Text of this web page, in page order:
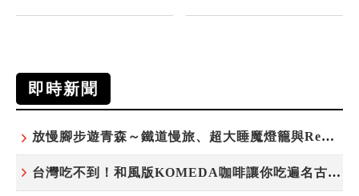
即時新聞
放慢腳步遊青森～鐵道慢旅、超大睡魔燈籠與ReLabo質感溫泉
台灣吃不到！和風版KOMEDA咖啡讓你吃遍名古屋在地美食